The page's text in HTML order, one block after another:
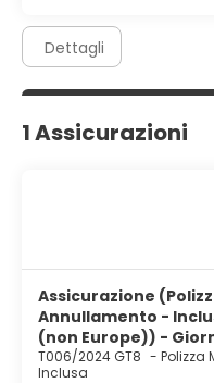
Dettagli
1 Assicurazioni
Assicurazione
Annullamento -
(non Europe)) -
T006/2024 GT8 - Polizza
Inclusa